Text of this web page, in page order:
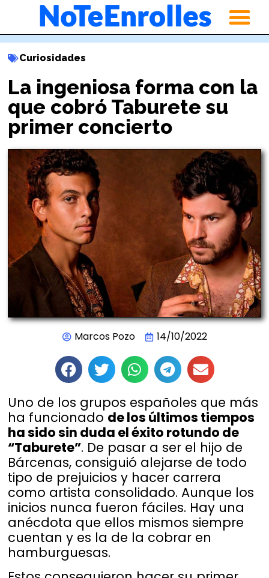
Curiosidades
La ingeniosa forma con la
que cobró Taburete su
primer concierto
Marcos Pozo 14/10/2022
Uno de los grupos españoles que más
ha funcionado de los últimos tiempos
ha sido sin duda el éxito rotundo de
“Taburete”. De pasar a ser el hijo de
Bárcenas, consiguió alejarse de todo
tipo de prejuicios y hacer carrera
como artista consolidado. Aunque los
inicios nunca fueron fáciles. Hay una
anécdota que ellos mismos siempre
cuentan y es la de la cobrar en
hamburguesas.